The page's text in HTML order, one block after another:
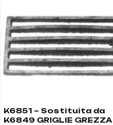
K6851 – Sostituita da
K6849 GRIGLIE GREZZA